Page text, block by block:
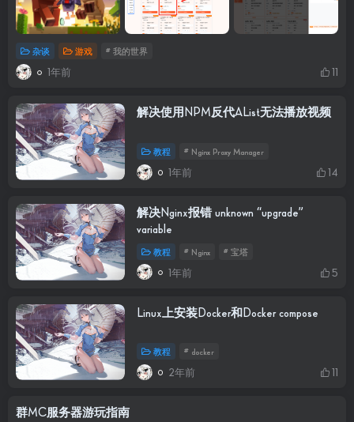
杂谈 游戏 # 我的世界
1年前 11
解决使用NPM反代AList无法播放视频
教程 # Nginx Proxy Manager
1年前 14
解决Nginx报错 unknown “upgrade”
variable
教程 # Nginx # 宝塔
1年前 5
Linux上安装Docker和Docker compose
教程 # docker
2年前 11
群MC服务器游玩指南